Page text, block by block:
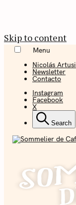
Skip to content
Menu
Nicolás Artusi
Newsletter
Contacto
Instagram
Facebook
X
Search